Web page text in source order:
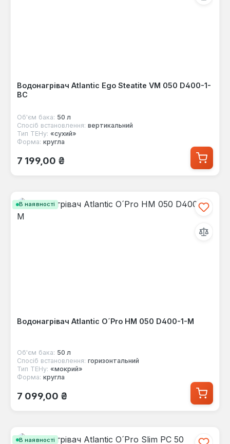
Водонагрівач Atlantic Ego Steatite VM 050 D400-1-
BC
Об'єм бака: 50 л
Спосіб встановлення: вертикальний
Тип ТЕНу: «сухий»
Форма: кругла
Звичайна ціна:
7 199,00 ₴
В наявності
Водонагрівач Atlantic O´Pro HM 050 D400-1-M
Об'єм бака: 50 л
Спосіб встановлення: горизонтальний
Тип ТЕНу: «мокрий»
Форма: кругла
Звичайна ціна:
7 099,00 ₴
В наявності